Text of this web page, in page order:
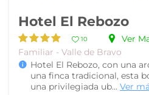
Hotel El Rebozo
10
Ver
Familiar - Valle de Bravo
Hotel El Rebozo, con una
una finca tradicional, esta
una privilegiada ub... Ver